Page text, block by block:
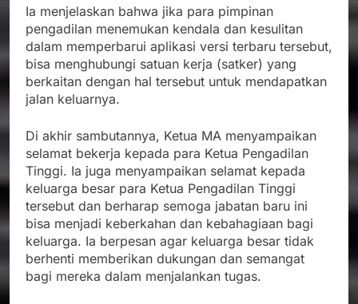
Ia menjelaskan bahwa jika para pimpinan
pengadilan menemukan kendala dan kesulitan
dalam memperbarui aplikasi versi terbaru tersebut,
bisa menghubungi satuan kerja (satker) yang
berkaitan dengan hal tersebut untuk mendapatkan
jalan keluarnya.
Di akhir sambutannya, Ketua MA menyampaikan
selamat bekerja kepada para Ketua Pengadilan
Tinggi. Ia juga menyampaikan selamat kepada
keluarga besar para Ketua Pengadilan Tinggi
tersebut dan berharap semoga jabatan baru ini
bisa menjadi keberkahan dan kebahagiaan bagi
keluarga. Ia berpesan agar keluarga besar tidak
berhenti memberikan dukungan dan semangat
bagi mereka dalam menjalankan tugas.